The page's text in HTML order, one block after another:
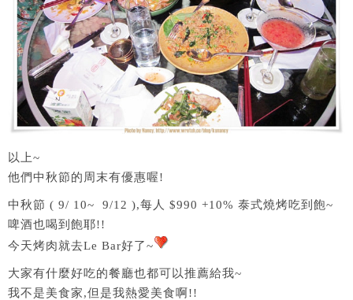
以上~
他們中秋節的周末有優惠喔!
中秋節 ( 9/ 10~ 9/12 ),每人 $990 +10% 泰式燒烤吃到飽~
啤酒也喝到飽耶!!
今天烤肉就去Le Bar好了~
大家有什麼好吃的餐廳也都可以推薦給我~
我不是美食家,但是我熱愛美食啊!!